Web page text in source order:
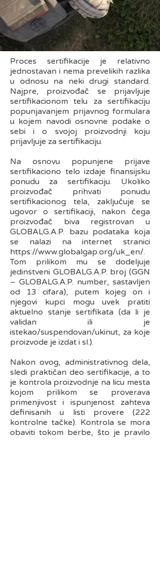
Proces sertifikacije je relativno
jednostavan i nema prevelikih razlika
u odnosu na neki drugi standard.
Najpre, proizvođač se prijavljuje
sertifikacionom telu za sertifikaciju
popunjavanjem prijavnog formulara
u kojem navodi osnovne podake o
sebi i o svojoj proizvodnji koju
prijavljuje za sertifikaciju.
Na osnovu popunjene prijave
sertifikaciono telo izdaje finansijsku
ponudu za sertifikaciju. Ukoliko
proizvođač prihvati ponudu
sertifikacionog tela, zaključuje se
ugovor o sertifikaciji, nakon čega
proizvođač biva registrovan u
GLOBALG.A.P. bazu podataka koja
se nalazi na internet stranici
https://www.globalgap.org/uk_en/.
Tom prilikom mu se dodeljuje
jedinstveni GLOBALG.A.P. broj (GGN
– GLOBALG.A.P. number, sastavljen
od 13 cifara), putem kojeg on i
njegovi kupci mogu uvek pratiti
aktuelno stanje sertifikata (da li je
validan ili je
istekao/suspendovan/ukinut, za koje
proizvode je izdat i sl.).
Nakon ovog, administrativnog dela,
sledi praktičan deo sertifikacije, a to
je kontrola proizvodnje na licu mesta
kojom prilikom se proverava
primenjivost i ispunjenost zahteva
definisanih u listi provere (222
kontrolne tačke). Kontrola se mora
obaviti tokom berbe, što je pravilo